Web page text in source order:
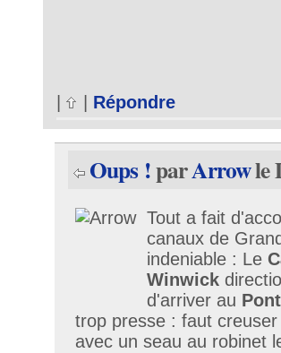
Répondre
Oups !parArrowle
Tout a fait
canaux de
indeniable : Le
Winwick
d'arriver au
trop presse : faut
avec un seau au robinet